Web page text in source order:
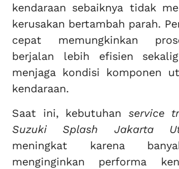
kendaraan sebaiknya tidak
kerusakan bertambah parah.
cepat memungkinkan
berjalan lebih efisien
menjaga kondisi komponen
kendaraan.
Saat ini, kebutuhan service
Suzuki Splash Jakarta
meningkat karena
menginginkan performa